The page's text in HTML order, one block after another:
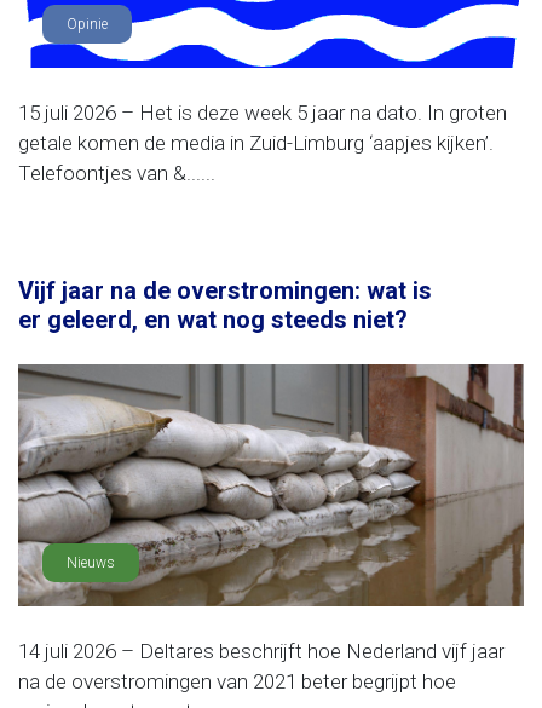
Opinie
15 juli 2026 – Het is deze week 5 jaar na dato. In groten
getale komen de media in Zuid-Limburg ‘aapjes kijken’.
Telefoontjes van &......
Vijf jaar na de overstromingen: wat is
er geleerd, en wat nog steeds niet?
Nieuws
14 juli 2026 – Deltares beschrijft hoe Nederland vijf jaar
na de overstromingen van 2021 beter begrijpt hoe